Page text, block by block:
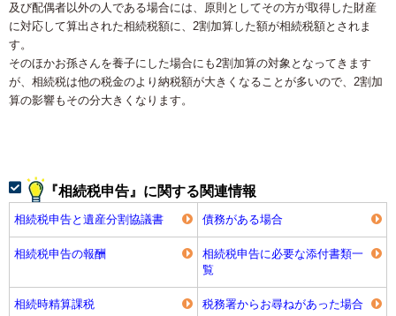
及び配偶者以外の人である場合には、原則としてその方が取得した財産
に対応して算出された相続税額に、2割加算した額が相続税額とされま
す。
そのほかお孫さんを養子にした場合にも2割加算の対象となってきます
が、相続税は他の税金のより納税額が大きくなることが多いので、2割加
算の影響もその分大きくなります。
『相続税申告』に関する関連情報
相続税申告と遺産分割協議書 債務がある場合
相続税申告の報酬
相続税申告に必要な添付書類一
覧
相続時精算課税 税務署からお尋ねがあった場合